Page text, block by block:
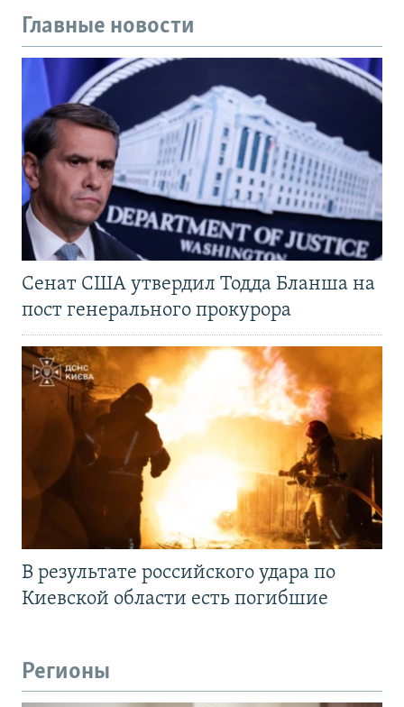
Главные новости
Сенат США утвердил Тодда Бланша на
пост генерального прокурора
В результате российского удара по
Киевской области есть погибшие
Регионы